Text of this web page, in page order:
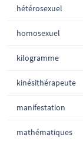
hétérosexuel
homosexuel
kilogramme
kinésithérapeute
manifestation
mathématiques